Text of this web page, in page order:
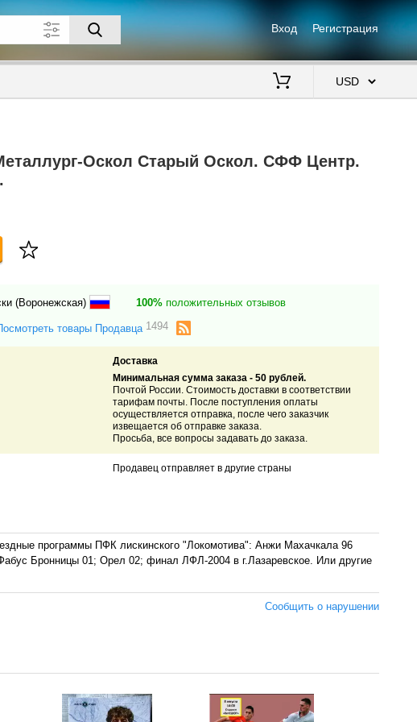
Вход Регистрация
Оскол Старый Оскол. СФФ Центр.
(Воронежская) 100% положительных отзывов
товары Продавца 1494
Доставка
Минимальная сумма заказа - 50 рублей.
Почтой России. Стоимость доставки в соответствии
тарифам почты. После поступления оплаты
осуществляется отправка, после чего заказчик
извещается об отправке заказа.
Просьба, все вопросы задавать до заказа.
Продавец отправляет в другие страны
программы ПФК лискинского "Локомотива": Анжи Махачкала 96
Бронницы 01; Орел 02; финал ЛФЛ-2004 в г.Лазаревское. Или другие
Сообщить о нарушении